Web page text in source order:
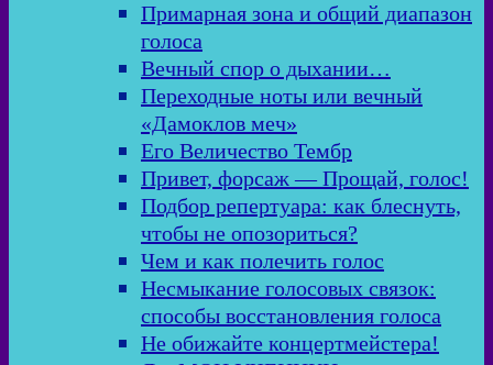
Примарная зона и общий диапазон
голоса
Вечный спор о дыхании…
Переходные ноты или вечный
«Дамоклов меч»
Его Величество Тембр
Привет, форсаж — Прощай, голос!
Подбор репертуара: как блеснуть,
чтобы не опозориться?
Чем и как полечить голос
Несмыкание голосовых связок:
способы восстановления голоса
Не обижайте концертмейстера!